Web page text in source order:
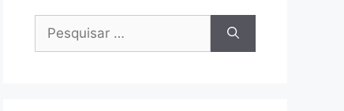
Pesquisar